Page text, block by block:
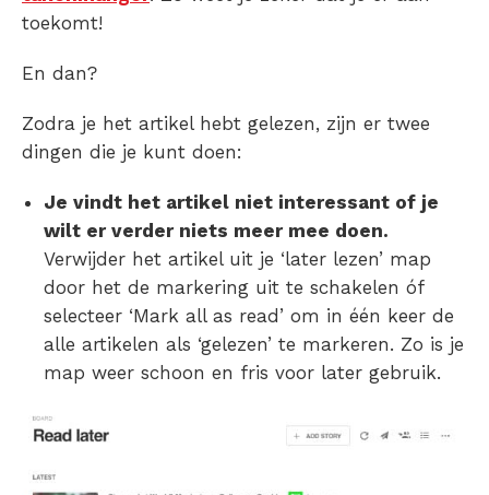
toekomt!
En dan?
Zodra je het artikel hebt gelezen, zijn er twee
dingen die je kunt doen:
Je vindt het artikel niet interessant of je
wilt er verder niets meer mee doen.
Verwijder het artikel uit je ‘later lezen’ map
door het de markering uit te schakelen óf
selecteer ‘Mark all as read’ om in één keer de
alle artikelen als ‘gelezen’ te markeren. Zo is je
map weer schoon en fris voor later gebruik.